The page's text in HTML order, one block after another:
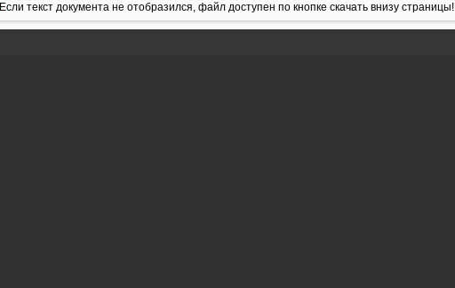
Если текст документа не отобразился, файл доступен по кнопке скачать внизу страницы!